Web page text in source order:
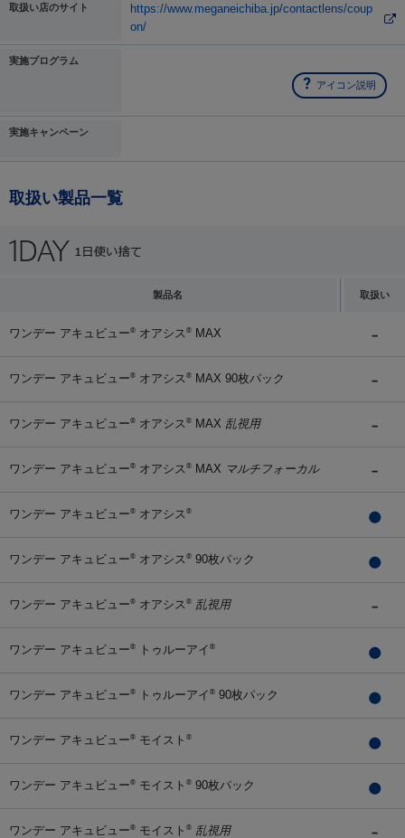
取扱い店のサイト
https://www.meganeichiba.jp/contactlens/coup
on/
実施プログラム
アイコン説明
実施キャンペーン
取扱い製品一覧
製品名 取扱い
ワンデー アキュビュー® オアシス ® MAX
ワンデー アキュビュー® オアシス ® MAX 90枚パック
ワンデー アキュビュー® オアシス ® MAX 乱視用
ワンデー アキュビュー® オアシス ® MAX マルチフォーカル
ワンデー アキュビュー® オアシス ®
ワンデー アキュビュー® オアシス ® 90枚パック
ワンデー アキュビュー® オアシス ® 乱視用
ワンデー アキュビュー® トゥルーアイ ®
ワンデー アキュビュー® トゥルーアイ ® 90枚パック
ワンデー アキュビュー® モイスト ®
ワンデー アキュビュー® モイスト ® 90枚パック
ワンデー アキュビュー® モイスト ® 乱視用